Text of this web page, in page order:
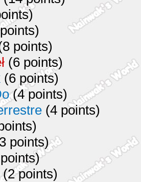
points)
(6 points)
(6 points)
(4 points)
(4 points)
points)
(2 points)